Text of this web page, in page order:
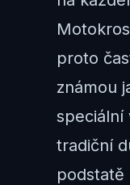
proto
známou
speciální
tradiční
podstatě